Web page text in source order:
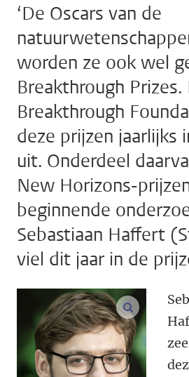
‘De Oscars van de
worden ze ook wel
Breakthrough Prizes.
Breakthrough
deze prijzen jaarlijks
uit. Onderdeel
New Horizons-
beginnende
Sebastiaan Haffert
viel dit jaar in de
vergroot